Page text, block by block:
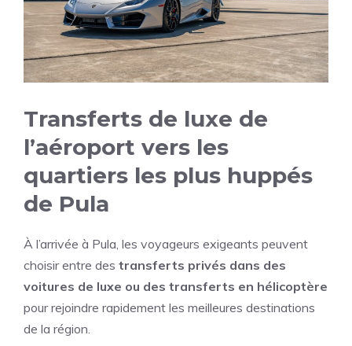
Transferts de luxe de
l’aéroport vers les
quartiers les plus huppés
de Pula
À l’arrivée à Pula, les voyageurs exigeants peuvent
choisir entre des transferts privés dans des
voitures de luxe ou des transferts en hélicoptère
pour rejoindre rapidement les meilleures destinations
de la région.